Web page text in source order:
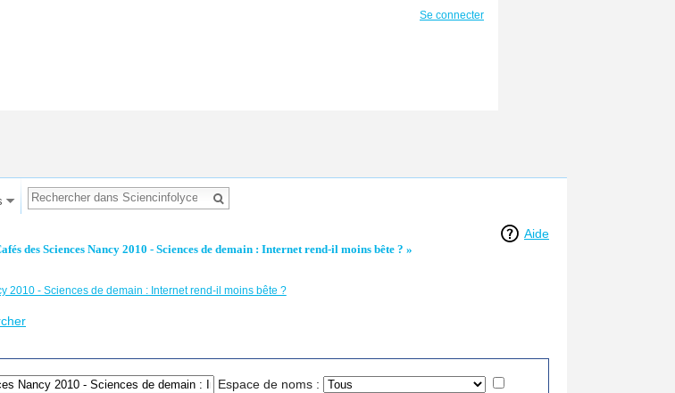
Aide
des Sciences Nancy 2010 - Sciences de demain : Internet rend-il moins bête ? »
2010 - Sciences de demain : Internet rend-il moins bête ?
Espace de noms :
Se connecter